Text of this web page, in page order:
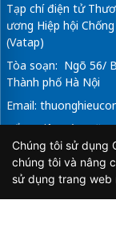
Tạp chí điện tử
ương Hiệp hội
(Vatap)
Tòa soạn: Ngõ 56/
Thành phố Hà Nội
Email:
Tổng Biên Tập: Vũ
Giấy phép hoạt
Thông tin và
Chúng tôi sử dụng
chúng tôi và nâng
sử dụng trang web